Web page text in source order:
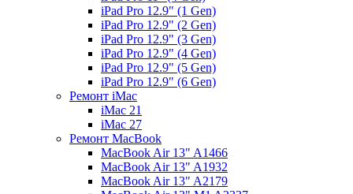
iPad Pro 12.9" (1 Gen)
iPad Pro 12.9" (2 Gen)
iPad Pro 12.9" (3 Gen)
iPad Pro 12.9" (4 Gen)
iPad Pro 12.9" (5 Gen)
iPad Pro 12.9" (6 Gen)
Ремонт iMac
iMac 21
iMac 27
Ремонт MacBook
MacBook Air 13" A1466
MacBook Air 13" A1932
MacBook Air 13" A2179